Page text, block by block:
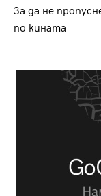
За да не
по кината